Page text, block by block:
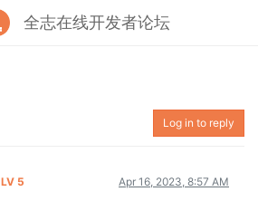
全志在线开发者论坛
Log in to reply
LV 5 Apr 16, 2023, 8:57 AM